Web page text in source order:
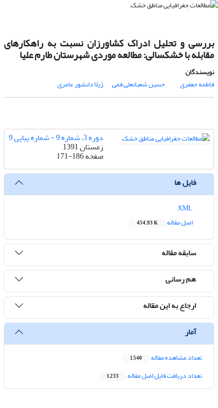
بررسی و تحلیل ادراک کشاورزان نسبت به راهکارهای
مقابله با خشکسالی: مطالعه موردی شهرستان طارم علیا
نویسندگان
فاطمه جعفری
حسین شعبانعلی فمی ژیلا دانشور عامری
دوره 3، شماره 9 - شماره پیاپی 9
زمستان 1391
صفحه171-186
فایل ها
اصل مقاله
454.93 K
سابقه مقاله
هم رسانی
ارجاع به این مقاله
آمار
تعداد مشاهده مقاله 1,540
تعداد دریافت فایل اصل مقاله 1,233